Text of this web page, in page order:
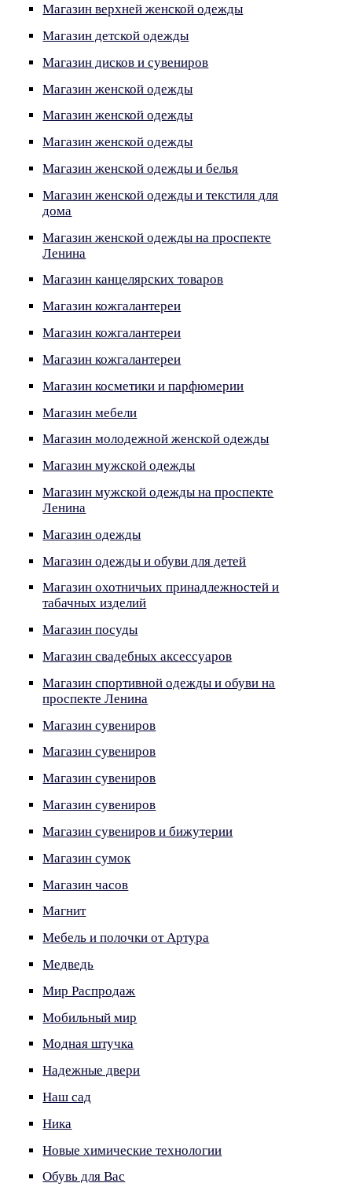
Магазин верхней женской одежды
Магазин детской одежды
Магазин дисков и сувениров
Магазин женской одежды
Магазин женской одежды
Магазин женской одежды
Магазин женской одежды и белья
Магазин женской одежды и текстиля для
дома
Магазин женской одежды на проспекте
Ленина
Магазин канцелярских товаров
Магазин кожгалантереи
Магазин кожгалантереи
Магазин кожгалантереи
Магазин косметики и парфюмерии
Магазин мебели
Магазин молодежной женской одежды
Магазин мужской одежды
Магазин мужской одежды на проспекте
Ленина
Магазин одежды
Магазин одежды и обуви для детей
Магазин охотничьих принадлежностей и
табачных изделий
Магазин посуды
Магазин свадебных аксессуаров
Магазин спортивной одежды и обуви на
проспекте Ленина
Магазин сувениров
Магазин сувениров
Магазин сувениров
Магазин сувениров
Магазин сувениров и бижутерии
Магазин сумок
Магазин часов
Магнит
Мебель и полочки от Артура
Медведь
Мир Распродаж
Мобильный мир
Модная штучка
Надежные двери
Наш сад
Ника
Новые химические технологии
Обувь для Вас